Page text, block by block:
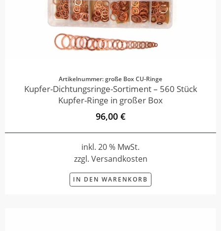
Artikelnummer: große Box CU-Ringe
Kupfer-Dichtungsringe-Sortiment – 560 Stück
Kupfer-Ringe in großer Box
96,00 €
inkl. 20 % MwSt.
zzgl. Versandkosten
IN DEN WARENKORB